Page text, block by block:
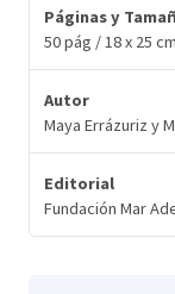
Páginas y
50 pág / 18 x 25 cm
Autor
Maya Errázuriz y
Editorial
Fundación Mar